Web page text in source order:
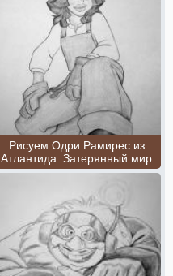
Рисуем Одри Рамирес из
Атлантида: Затерянный мир